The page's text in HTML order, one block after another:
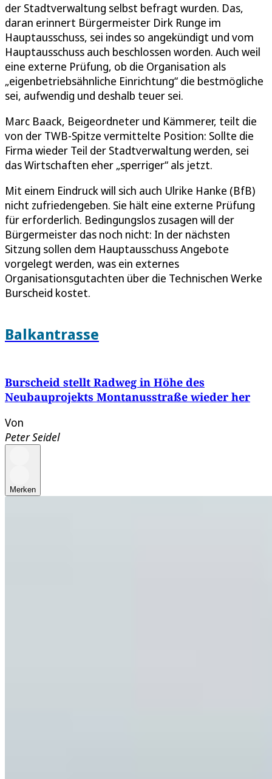
der Stadtverwaltung selbst befragt wurden. Das,
daran erinnert Bürgermeister Dirk Runge im
Hauptausschuss, sei indes so angekündigt und vom
Hauptausschuss auch beschlossen worden. Auch weil
eine externe Prüfung, ob die Organisation als
„eigenbetriebsähnliche Einrichtung“ die bestmögliche
sei, aufwendig und deshalb teuer sei.
Marc Baack, Beigeordneter und Kämmerer, teilt die
von der TWB-Spitze vermittelte Position: Sollte die
Firma wieder Teil der Stadtverwaltung werden, sei
das Wirtschaften eher „sperriger“ als jetzt.
Mit einem Eindruck will sich auch Ulrike Hanke (BfB)
nicht zufriedengeben. Sie hält eine externe Prüfung
für erforderlich. Bedingungslos zusagen will der
Bürgermeister das noch nicht: In der nächsten
Sitzung sollen dem Hauptausschuss Angebote
vorgelegt werden, was ein externes
Organisationsgutachten über die Technischen Werke
Burscheid kostet.
Balkantrasse
Burscheid stellt Radweg in Höhe des
Neubauprojekts Montanusstraße wieder her
Von
Peter Seidel
Merken